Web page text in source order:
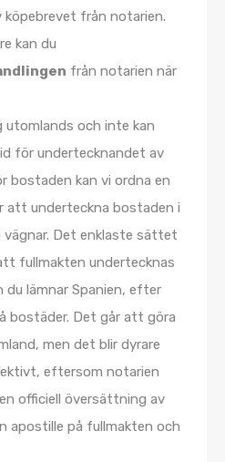
köpebrevet från notarien.
kan du
från notarien när
utomlands och inte kan
för undertecknandet av
bostaden kan vi ordna en
att underteckna bostaden i
Det enklaste sättet
fullmakten undertecknas
du lämnar Spanien, efter
Det går att göra
men det blir dyrare
eftersom notarien
officiell översättning av
apostille på fullmakten och